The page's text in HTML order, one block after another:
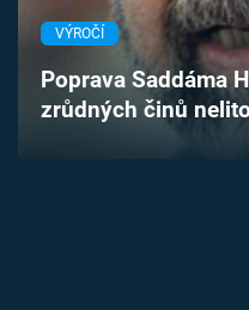
Časopis
Sledujte prima+
VÝROČÍ
Poprava Saddáma
zrůdných činů